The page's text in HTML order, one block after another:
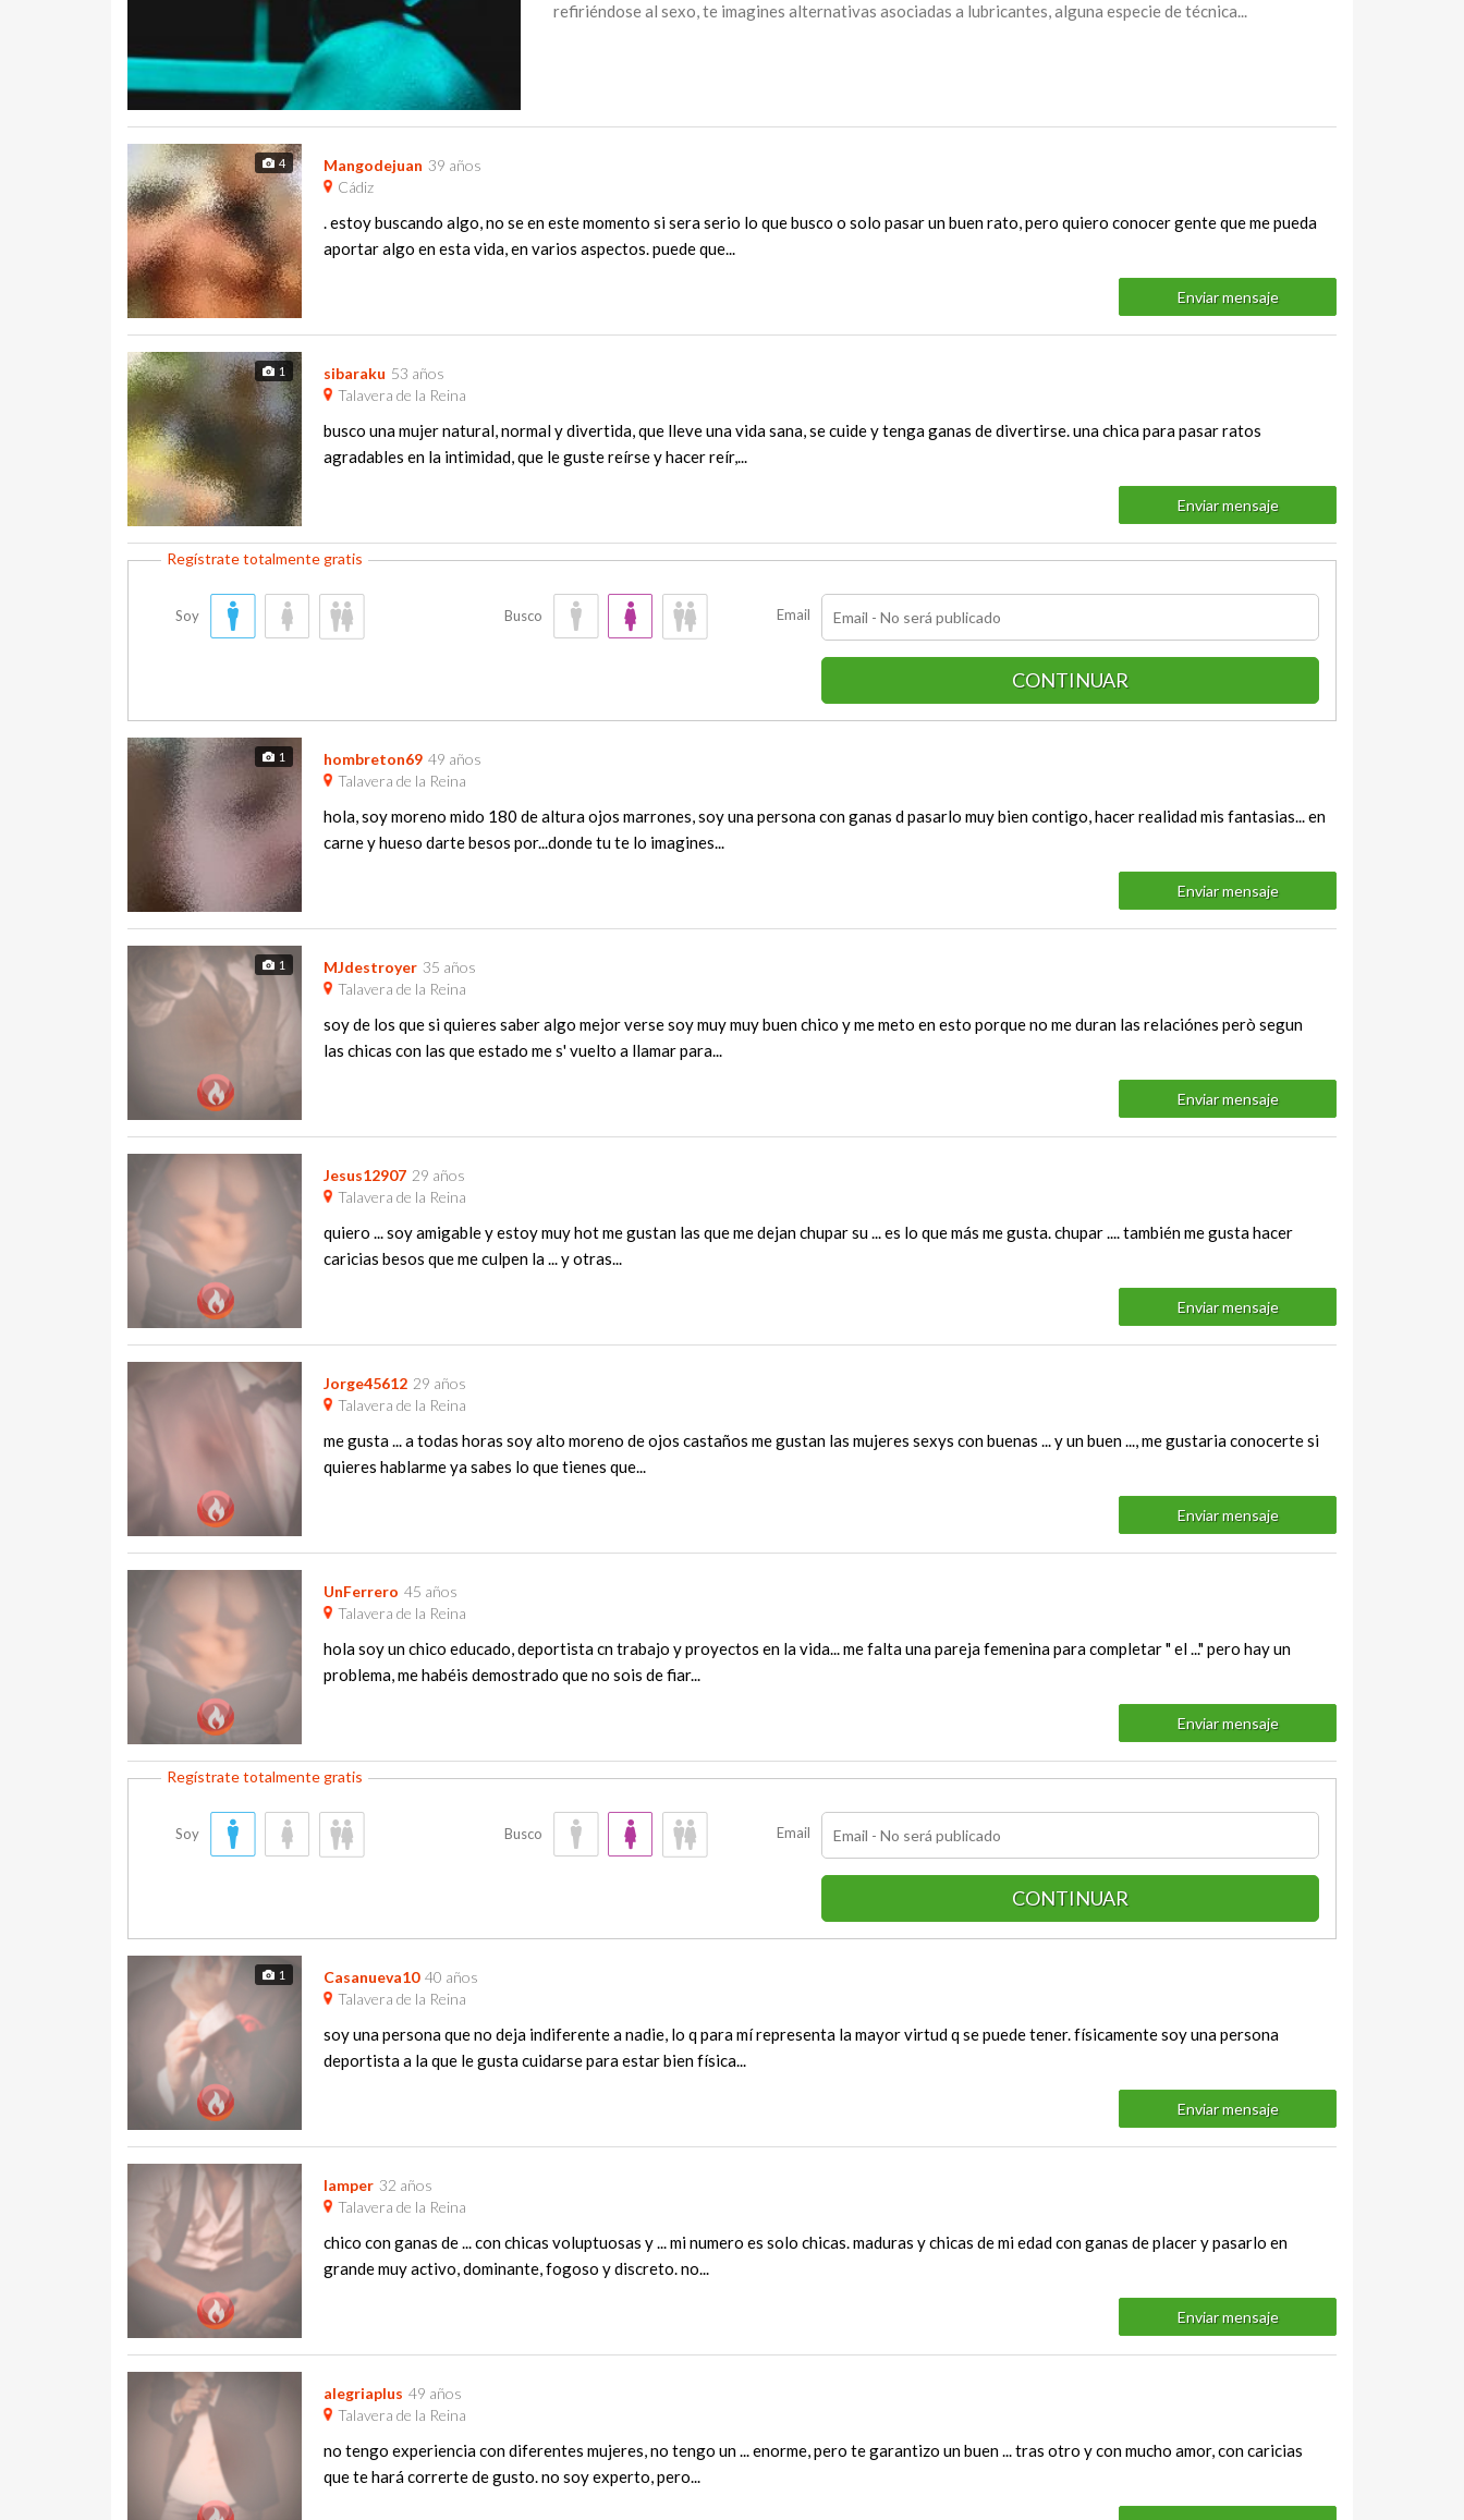
refiriéndose al sexo, te imagines alternativas asociadas a lubricantes, alguna especie de técnica...
4 Mangodejuan 39 años
Cádiz
. estoy buscando algo, no se en este momento si sera serio lo que busco o solo pasar un buen rato, pero quiero conocer gente que me pueda
aportar algo en esta vida, en varios aspectos. puede que...
Enviar mensaje
1 sibaraku 53 años
Talavera de la Reina
busco una mujer natural, normal y divertida, que lleve una vida sana, se cuide y tenga ganas de divertirse. una chica para pasar ratos
agradables en la intimidad, que le guste reírse y hacer reír,...
Enviar mensaje
Soy Busco Email
CONTINUAR
1 hombreton69 49 años
Talavera de la Reina
hola, soy moreno mido 180 de altura ojos marrones, soy una persona con ganas d pasarlo muy bien contigo, hacer realidad mis fantasias... en
carne y hueso darte besos por...donde tu te lo imagines...
Enviar mensaje
1 MJdestroyer 35 años
Talavera de la Reina
soy de los que si quieres saber algo mejor verse soy muy muy buen chico y me meto en esto porque no me duran las relaciónes però segun
las chicas con las que estado me s' vuelto a llamar para...
Enviar mensaje
Jesus12907 29 años
Talavera de la Reina
quiero ... soy amigable y estoy muy hot me gustan las que me dejan chupar su ... es lo que más me gusta. chupar .... también me gusta hacer
caricias besos que me culpen la ... y otras...
Enviar mensaje
Jorge45612 29 años
Talavera de la Reina
me gusta ... a todas horas soy alto moreno de ojos castaños me gustan las mujeres sexys con buenas ... y un buen ..., me gustaria conocerte si
quieres hablarme ya sabes lo que tienes que...
Enviar mensaje
UnFerrero 45 años
Talavera de la Reina
hola soy un chico educado, deportista cn trabajo y proyectos en la vida... me falta una pareja femenina para completar " el ..." pero hay un
problema, me habéis demostrado que no sois de fiar...
Enviar mensaje
Soy Busco Email
CONTINUAR
1 Casanueva10 40 años
Talavera de la Reina
soy una persona que no deja indiferente a nadie, lo q para mí representa la mayor virtud q se puede tener. físicamente soy una persona
deportista a la que le gusta cuidarse para estar bien física...
Enviar mensaje
lamper 32 años
Talavera de la Reina
chico con ganas de ... con chicas voluptuosas y ... mi numero es solo chicas. maduras y chicas de mi edad con ganas de placer y pasarlo en
grande muy activo, dominante, fogoso y discreto. no...
Enviar mensaje
alegriaplus 49 años
Talavera de la Reina
no tengo experiencia con diferentes mujeres, no tengo un ... enorme, pero te garantizo un buen ... tras otro y con mucho amor, con caricias
que te hará correrte de gusto. no soy experto, pero...